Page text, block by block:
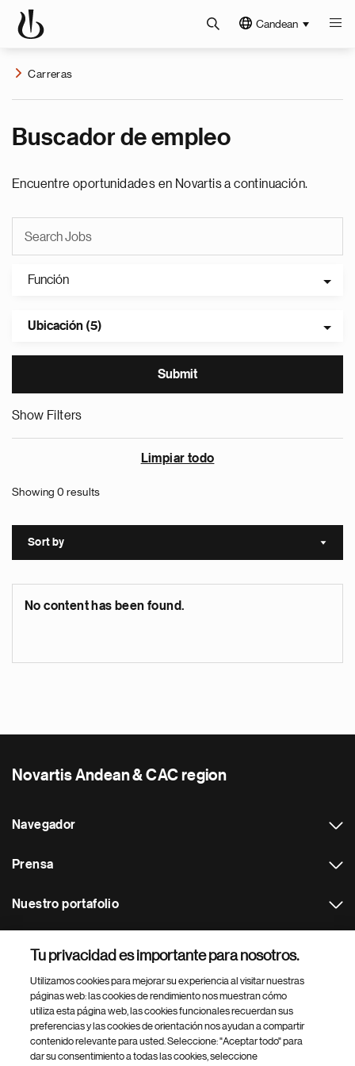
Candean
Carreras
Buscador de empleo
Encuentre oportunidades en Novartis a continuación.
Función
Ubicación (5)
Show Filters
Limpiar todo
Showing 0 results
Sort by Sort
No content has been found.
Novartis Andean & CAC region
Navegador
Prensa
Nuestro portafolio
Footer Site Search
Tu privacidad es importante para nosotros.
Utilizamos cookies para mejorar su experiencia al visitar nuestras
páginas web: las cookies de rendimiento nos muestran cómo
utiliza esta página web, las cookies funcionales recuerdan sus
preferencias y las cookies de orientación nos ayudan a compartir
contenido relevante para usted. Seleccione: "Aceptar todo" para
dar su consentimiento a todas las cookies, seleccione